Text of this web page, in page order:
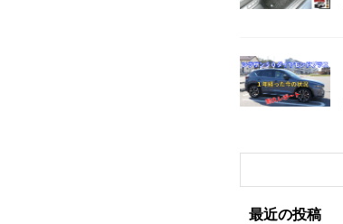
最近の投稿